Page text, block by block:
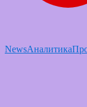
NewsАналитика